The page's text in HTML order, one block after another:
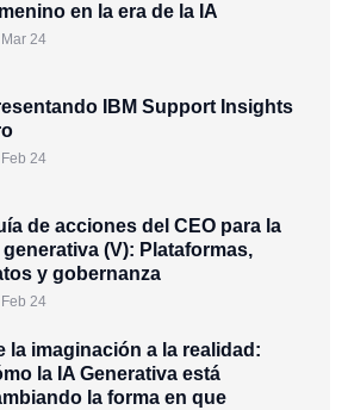
en la era de la IA
24
IBM Support Insights
24
de acciones del CEO para la
generativa (V): Plataformas,
y gobernanza
24
la imaginación a la realidad:
la IA Generativa está
la forma en que